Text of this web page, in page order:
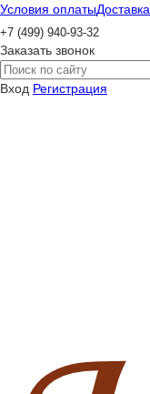
Условия оплатыДоставка
+7 (499) 940-93-32
Заказать звонок
Вход Регистрация